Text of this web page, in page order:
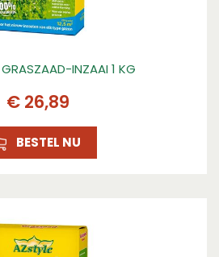
GRASZAAD-INZAAI 1 KG
€ 26,89
BESTEL NU